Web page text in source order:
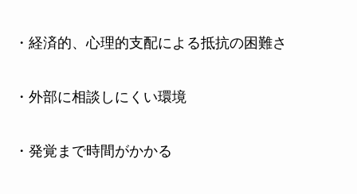
・経済的、心理的支配による抵抗の困難さ
・外部に相談しにくい環境
・発覚まで時間がかかる